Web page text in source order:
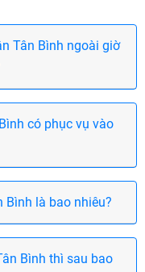
Tân Bình ngoài giờ
có phục vụ vào
Bình là bao nhiêu?
Bình thì sau bao